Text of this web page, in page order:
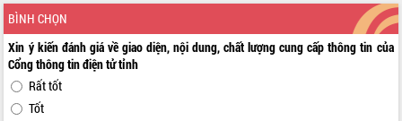
BÌNH CHỌN
Xin ý kiến đánh giá về giao diện, nội dung, chất lượng cung cấp thông tin của
Cổng thông tin điện tử tỉnh
Rất tốt
Tốt